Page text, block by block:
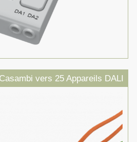
vers 25 Appareils DALI